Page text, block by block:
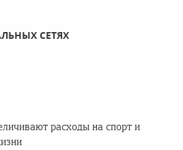
СЕТЯХ
расходы на спорт и